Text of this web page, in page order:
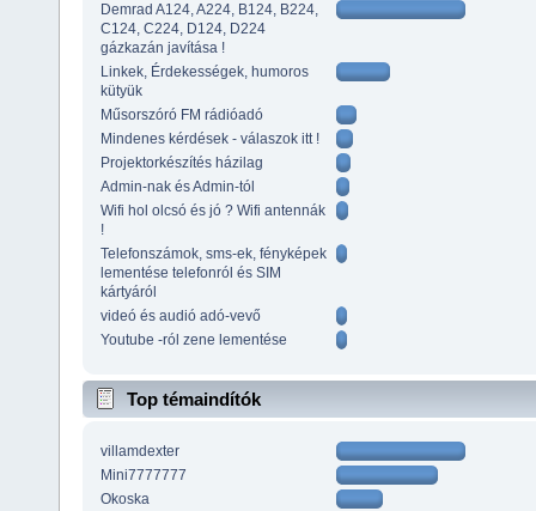
Demrad A124, A224, B124, B224,
C124, C224, D124, D224
gázkazán javítása !
Linkek, Érdekességek, humoros
kütyük
Műsorszóró FM rádióadó
Mindenes kérdések - válaszok itt !
Projektorkészítés házilag
Admin-nak és Admin-tól
Wifi hol olcsó és jó ? Wifi antennák
!
Telefonszámok, sms-ek, fényképek
lementése telefonról és SIM
kártyáról
videó és audió adó-vevő
Youtube -ról zene lementése
Top témaindítók
villamdexter
Mini7777777
Okoska